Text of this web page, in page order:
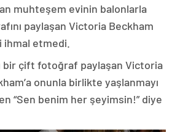
muhteşem evinin balonlarla
paylaşan Victoria Beckham
etmedi.
bir çift fotoğraf paylaşan Victoria
onunla birlikte yaşlanmayı
“Sen benim her şeyimsin!” diye